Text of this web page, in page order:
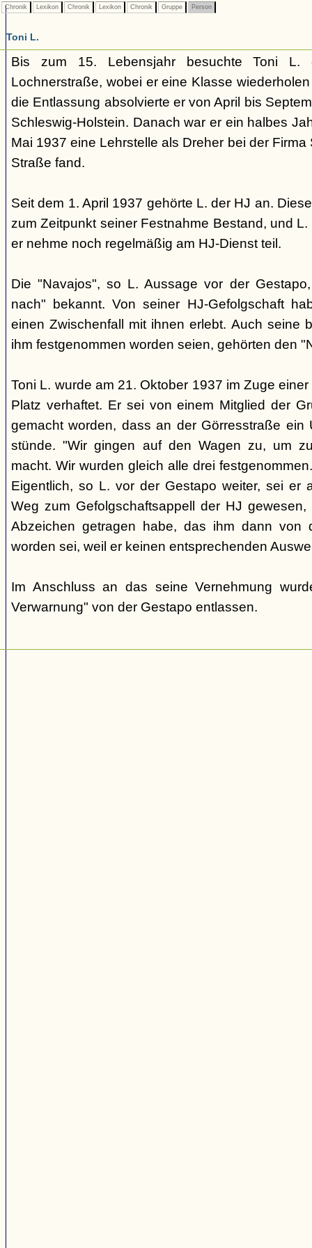
Chronik Lexikon Chronik Lexikon Chronik Gruppe Person
Toni L.
Bis zum 15. Lebensjahr besuchte Toni L.
Lochnerstraße, wobei er eine Klasse
die Entlassung absolvierte er von April bis
Schleswig-Holstein. Danach war er ein halbes
Mai 1937 eine Lehrstelle als Dreher bei der
Straße fand.
Seit dem 1. April 1937 gehörte L. der HJ an.
zum Zeitpunkt seiner Festnahme Bestand, und
er nehme noch regelmäßig am HJ-Dienst teil.
Die "Navajos", so L. Aussage vor der
nach" bekannt. Von seiner HJ-Gefolgschaft
einen Zwischenfall mit ihnen erlebt. Auch seine
ihm festgenommen worden seien, gehörten den
Toni L. wurde am 21. Oktober 1937 im Zuge
Platz verhaftet. Er sei von einem Mitglied der
gemacht worden, dass an der Görresstraße ein
stünde. "Wir gingen auf den Wagen zu, um
macht. Wir wurden gleich alle drei
Eigentlich, so L. vor der Gestapo weiter, sei er
Weg zum Gefolgschaftsappell der HJ
Abzeichen getragen habe, das ihm dann von
worden sei, weil er keinen entsprechenden
Im Anschluss an das seine Vernehmung
Verwarnung" von der Gestapo entlassen.